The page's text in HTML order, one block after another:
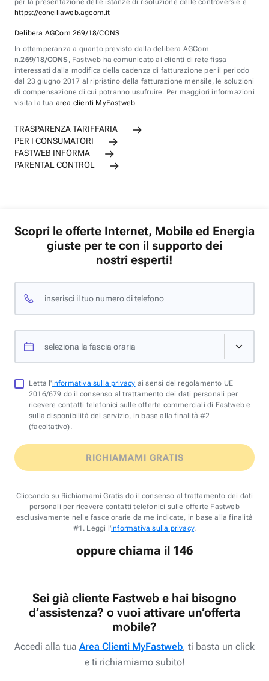
per la presentazione delle istanze di risoluzione delle controversie è
https://conciliaweb.agcom.it
Delibera AGCom 269/18/CONS
In ottemperanza a quanto previsto dalla delibera AGCom
n.269/18/CONS , Fastweb ha comunicato ai clienti di rete fissa
interessati dalla modifica della cadenza di fatturazione per il periodo
dal 23 giugno 2017 al ripristino della fatturazione mensile, le soluzioni
di compensazione di cui potranno usufruire. Per maggiori informazioni
visita la tua area clienti MyFastweb
TRASPARENZA TARIFFARIA
PER I CONSUMATORI
FASTWEB INFORMA
PARENTAL CONTROL
Scopri le offerte Internet, Mobile ed Energia
giuste per te con il supporto dei
nostri esperti!
inserisci il tuo numero di telefono
seleziona la fascia oraria
Letta l'informativa sulla privacy ai sensi del regolamento UE
2016/679 do il consenso al trattamento dei dati personali per
ricevere contatti telefonici sulle offerte commerciali di Fastweb e
sulla disponibilità del servizio, in base alla finalità #2
(facoltativo).
RICHIAMAMI GRATIS
Cliccando su Richiamami Gratis do il consenso al trattamento dei dati
personali per ricevere contatti telefonici sulle offerte Fastweb
esclusivamente nelle fasce orarie da me indicate, in base alla finalità
#1. Leggi l'informativa sulla privacy.
oppure chiama il 146
Sei già cliente Fastweb e hai bisogno
d’assistenza? o vuoi attivare un’offerta
mobile?
Accedi alla tua Area Clienti MyFastweb, ti basta un click
e ti richiamiamo subito!